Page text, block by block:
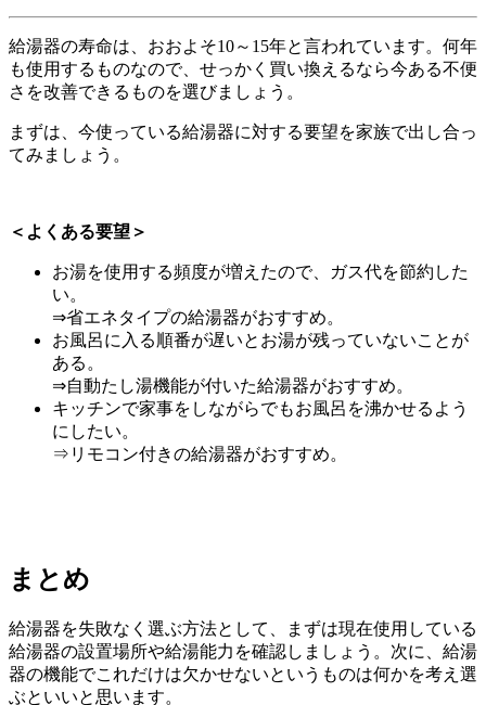
給湯器の寿命は、おおよそ10～15年と言われています。何年
も使用するものなので、せっかく買い換えるなら今ある不便
さを改善できるものを選びましょう。
まずは、今使っている給湯器に対する要望を家族で出し合っ
てみましょう。
＜よくある要望＞
お湯を使用する頻度が増えたので、ガス代を節約した
い。
⇒省エネタイプの給湯器がおすすめ。
お風呂に入る順番が遅いとお湯が残っていないことが
ある。
⇒自動たし湯機能が付いた給湯器がおすすめ。
キッチンで家事をしながらでもお風呂を沸かせるよう
にしたい。
⇒リモコン付きの給湯器がおすすめ。
まとめ
給湯器を失敗なく選ぶ方法として、まずは現在使用している
給湯器の設置場所や給湯能力を確認しましょう。次に、給湯
器の機能でこれだけは欠かせないというものは何かを考え選
ぶといいと思います。